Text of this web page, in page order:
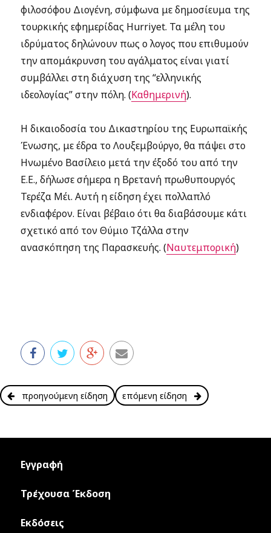
φιλοσόφου Διογένη, σύμφωνα με δημοσίευμα της
τουρκικής εφημερίδας Hurriyet. Τα μέλη του
ιδρύματος δηλώνουν πως ο λογος που επιθυμούν
την απομάκρυνση του αγάλματος είναι γιατί
συμβάλλει στη διάχυση της “ελληνικής
ιδεολογίας” στην πόλη. (Καθημερινή).
Η δικαιοδοσία του Δικαστηρίου της Ευρωπαϊκής
Ένωσης, με έδρα το Λουξεμβούργο, θα πάψει στο
Ηνωμένο Βασίλειο μετά την έξοδό του από την
Ε.Ε., δήλωσε σήμερα η Βρετανή πρωθυπουργός
Τερέζα Μέι. Αυτή η είδηση έχει πολλαπλό
ενδιαφέρον. Είναι βέβαιο ότι θα διαβάσουμε κάτι
σχετικό από τον Θύμιο Τζάλλα στην
ανασκόπηση της Παρασκευής. (Ναυτεμπορική)
προηγούμενη είδηση επόμενη είδηση
Εγγραφή
Τρέχουσα Έκδοση
Εκδόσεις